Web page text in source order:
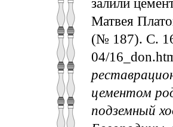
Матвея
(№ 187). С.
04/
цементом
подземный